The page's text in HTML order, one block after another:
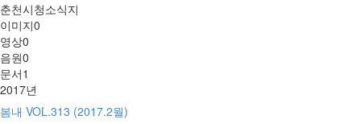
춘천시청소식지
이미지0
영상0
음원0
문서1
2017년
봄내 VOL.313 (2017.2월)